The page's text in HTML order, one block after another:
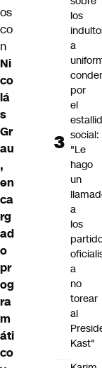
os
co
n
Ni
co
lá
s
Gr
au
,
en
ca
rg
ad
o
pr
og
ra
m
áti
co
los
a
por
el
social:
"Le
hago
un
a
los
a
no
torear
al
Kast"